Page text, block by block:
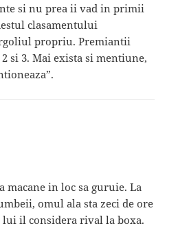
si nu prea ii vad in primii
clasamentului
propriu. Premiantii
si 3. Mai exista si mentiune,
macane in loc sa guruie. La
omul ala sta zeci de ore
il considera rival la boxa.